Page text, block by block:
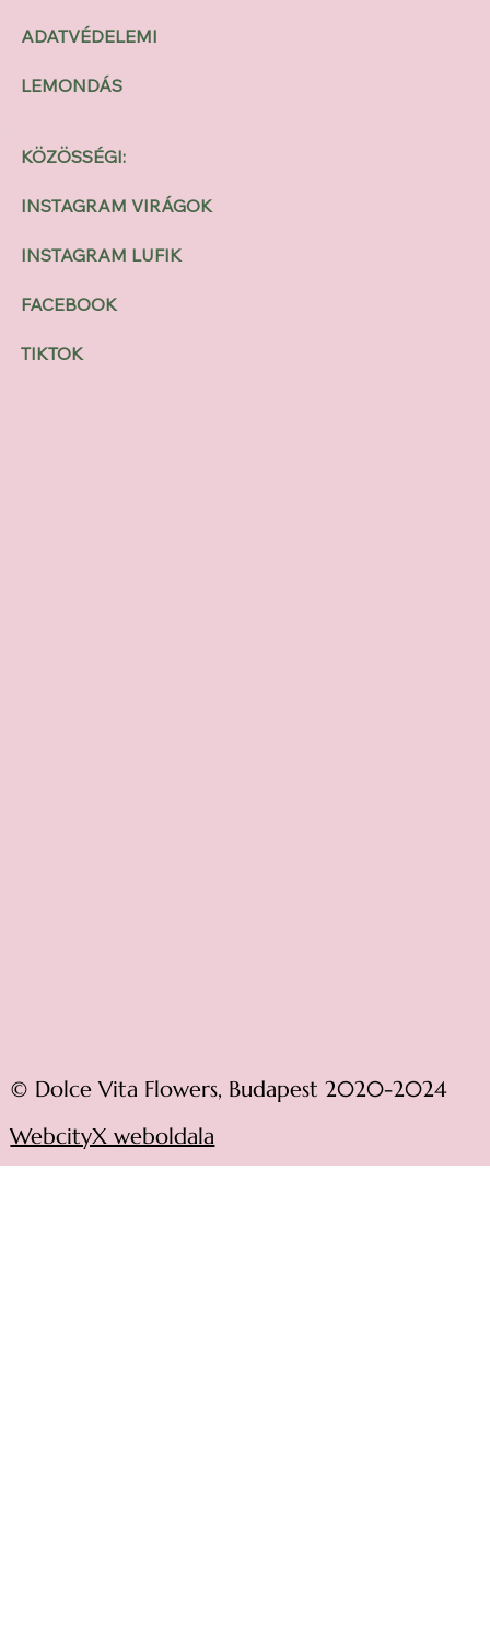
ADATVÉDELEMI
LEMONDÁS
KÖZÖSSÉGI:
INSTAGRAM VIRÁGOK
INSTAGRAM LUFIK
FACEBOOK
TIKTOK
© Dolce Vita Flowers, Budapest 2020-2024
WebcityX weboldala